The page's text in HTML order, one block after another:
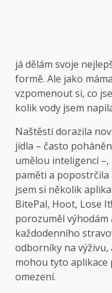
já dělám svoje
formě. Ale jako
vzpomenout si, co
kolik vody jsem
Naštěstí dorazila
jídla – často
umělou inteligencí
paměti a popostrčila
jsem si několik
BitePal, Hoot, Lose
porozuměl výhodám
každodenního
odborníky na
mohou tyto aplikace
omezení.